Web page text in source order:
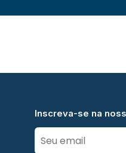
Inscreva-se na